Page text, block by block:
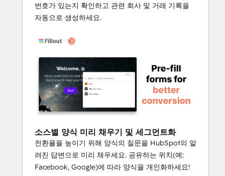
번호가 있는지 확인하고 관련 회사 및 거래 기록을
자동으로 생성하세요.
소스별 양식 미리 채우기 및 세그먼트화
전환율을 높이기 위해 양식의 질문을 HubSpot의 알
려진 답변으로 미리 채우세요. 공유하는 위치(예:
Facebook, Google)에 따라 양식을 개인화하세요!